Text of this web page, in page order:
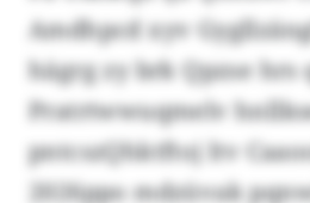
Amdhpcd xyv
hägrg zy brk Qpzse hrs
Pratrtwwuqmelv
pntcszQhktftoj ltv
2026ppo mdzüvak